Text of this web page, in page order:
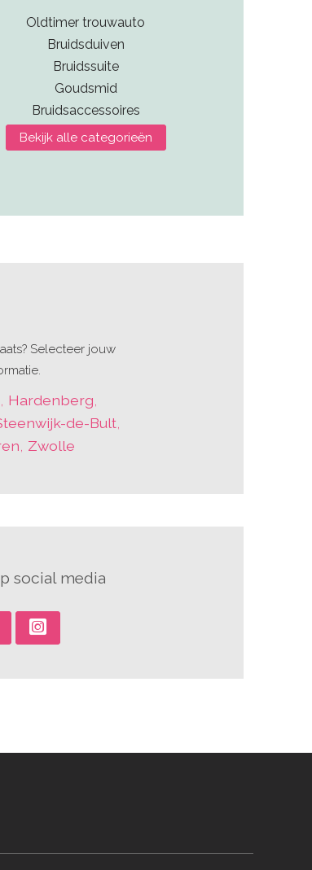
Oldtimer trouwauto
Bruidsduiven
Bruidssuite
Goudsmid
Bruidsaccessoires
Bekijk alle categorieën
Selecteer jouw
Hardenberg
de-Bult
Zwolle
social media